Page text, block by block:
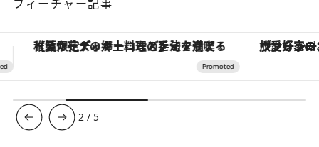
フィーチャー記事
ヴァシュロン・コンスタンタン「オーヴァーシーズ・オートマティック」。旅愛好家のお気に入りコレクションから、ジェンダーレスな新作が登場
3 / 5